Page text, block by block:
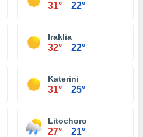
31° 22°
Iraklia
32° 22°
Katerini
31° 25°
Litochoro
27° 21°